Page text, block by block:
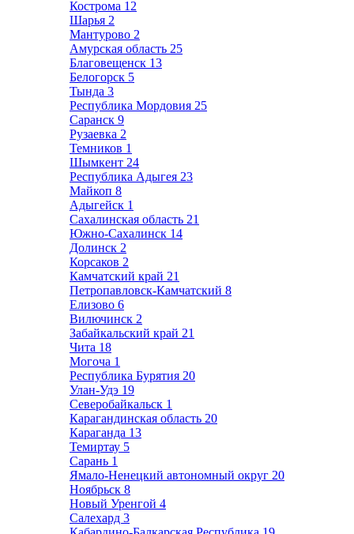
Кострома 12
Шарья 2
Мантурово 2
Амурская область 25
Благовещенск 13
Белогорск 5
Тында 3
Республика Мордовия 25
Саранск 9
Рузаевка 2
Темников 1
Шымкент 24
Республика Адыгея 23
Майкоп 8
Адыгейск 1
Сахалинская область 21
Южно-Сахалинск 14
Долинск 2
Корсаков 2
Камчатский край 21
Петропавловск-Камчатский 8
Елизово 6
Вилючинск 2
Забайкальский край 21
Чита 18
Могоча 1
Республика Бурятия 20
Улан-Удэ 19
Северобайкальск 1
Карагандинская область 20
Караганда 13
Темиртау 5
Сарань 1
Ямало-Ненецкий автономный округ 20
Ноябрьск 8
Новый Уренгой 4
Салехард 3